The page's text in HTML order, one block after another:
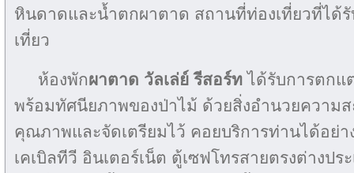
หินดาดและน้ำตกผาตาด สถานที่ท่องเที่ยวที่ได้
เที่ยว
ห้องพักผาตาด วัลเล่ย์ รีสอร์ทได้รับการตกแ
พร้อมทัศนียภาพของป่าไม้ ด้วยสิ่งอำนวยความ
คุณภาพและจัดเตรียมไว้ คอยบริการท่านได้อย่า
เคเบิลทีวี อินเตอร์เน็ต ตู้เซฟโทรสายตรงต่างป